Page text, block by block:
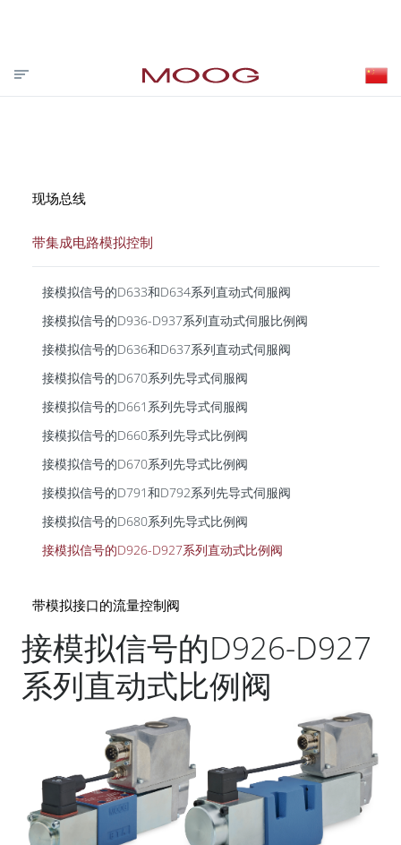
投资者关系 合作伙伴登录 VISIT MOOG.COM
MOOG.COM.CN
现场总线
带集成电路模拟控制
接模拟信号的D633和D634系列直动式伺服阀
接模拟信号的D936-D937系列直动式伺服比例阀
接模拟信号的D636和D637系列直动式伺服阀
接模拟信号的D670系列先导式伺服阀
接模拟信号的D661系列先导式伺服阀
接模拟信号的D660系列先导式比例阀
接模拟信号的D670系列先导式比例阀
接模拟信号的D791和D792系列先导式伺服阀
接模拟信号的D680系列先导式比例阀
接模拟信号的D926-D927系列直动式比例阀
带模拟接口的流量控制阀
接模拟信号的D926-D927
系列直动式比例阀